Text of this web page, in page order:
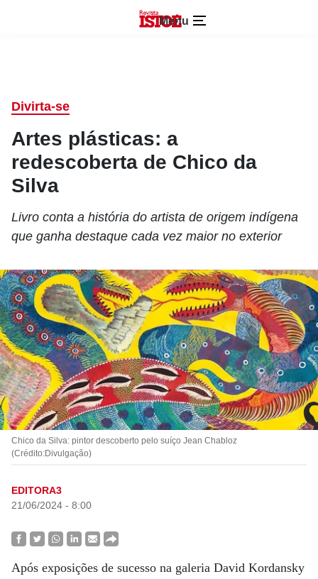
Menu
Divirta-se
Artes plásticas: a
redescoberta de Chico da
Silva
Livro conta a história do artista de origem indígena
que ganha destaque cada vez maior no exterior
Chico da Silva: pintor descoberto pelo suíço Jean Chabloz
(Crédito:Divulgação)
EDITORA3
21/06/2024 - 8:00
Após exposições de sucesso na galeria David Kordansky